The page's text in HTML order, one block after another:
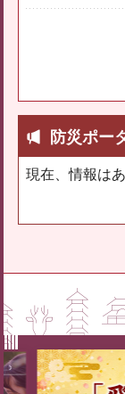
防災ポー
現在、情報は